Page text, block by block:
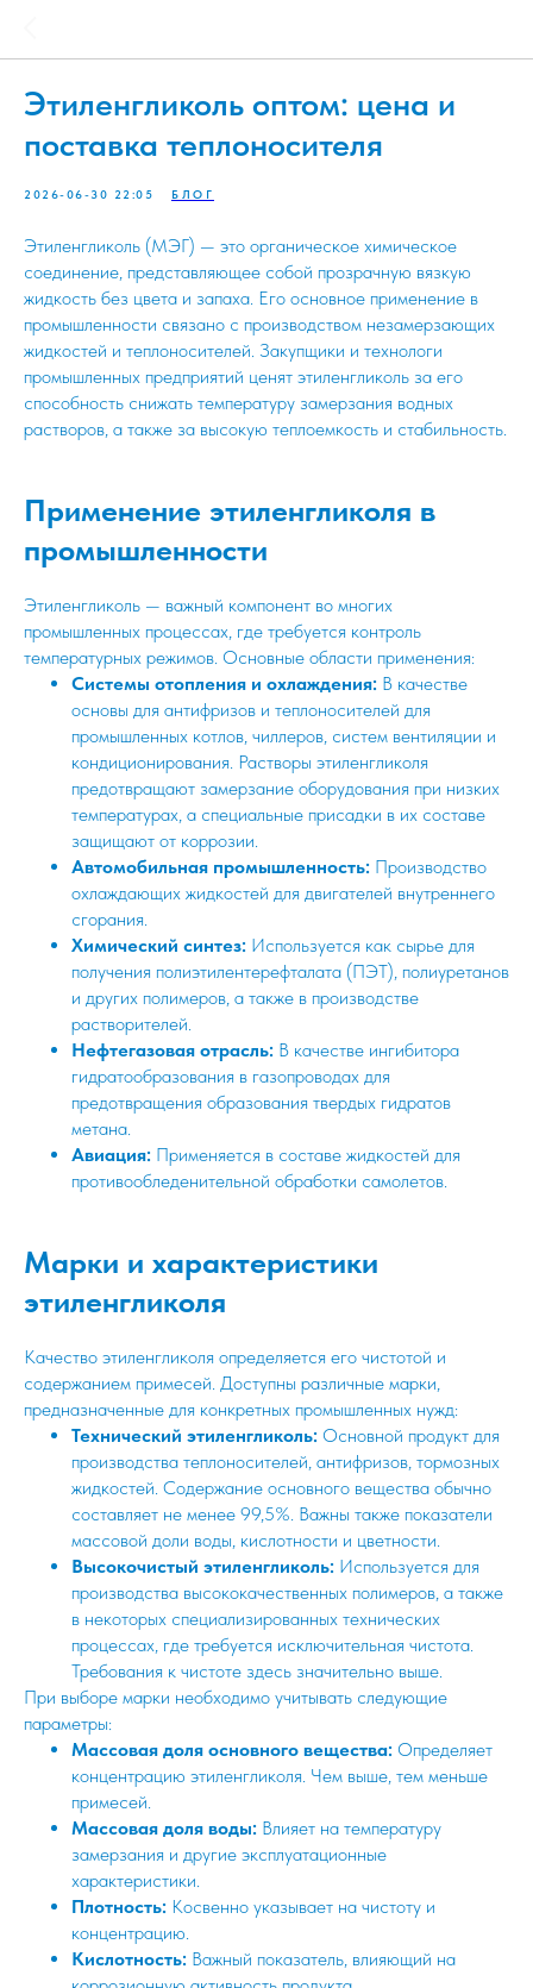
Этиленгликоль оптом: цена и
поставка теплоносителя
2026-06-30 22:05 БЛОГ
Этиленгликоль (МЭГ) — это органическое химическое
соединение, представляющее собой прозрачную вязкую
жидкость без цвета и запаха. Его основное применение в
промышленности связано с производством незамерзающих
жидкостей и теплоносителей. Закупщики и технологи
промышленных предприятий ценят этиленгликоль за его
способность снижать температуру замерзания водных
растворов, а также за высокую теплоемкость и стабильность.
Применение этиленгликоля в
промышленности
Этиленгликоль — важный компонент во многих
промышленных процессах, где требуется контроль
температурных режимов. Основные области применения:
Системы отопления и охлаждения: В качестве
основы для антифризов и теплоносителей для
промышленных котлов, чиллеров, систем вентиляции и
кондиционирования. Растворы этиленгликоля
предотвращают замерзание оборудования при низких
температурах, а специальные присадки в их составе
защищают от коррозии.
Автомобильная промышленность: Производство
охлаждающих жидкостей для двигателей внутреннего
сгорания.
Химический синтез: Используется как сырье для
получения полиэтилентерефталата (ПЭТ), полиуретанов
и других полимеров, а также в производстве
растворителей.
Нефтегазовая отрасль: В качестве ингибитора
гидратообразования в газопроводах для
предотвращения образования твердых гидратов
метана.
Авиация: Применяется в составе жидкостей для
противообледенительной обработки самолетов.
Марки и характеристики
этиленгликоля
Качество этиленгликоля определяется его чистотой и
содержанием примесей. Доступны различные марки,
предназначенные для конкретных промышленных нужд:
Технический этиленгликоль: Основной продукт для
производства теплоносителей, антифризов, тормозных
жидкостей. Содержание основного вещества обычно
составляет не менее 99,5%. Важны также показатели
массовой доли воды, кислотности и цветности.
Высокочистый этиленгликоль: Используется для
производства высококачественных полимеров, а также
в некоторых специализированных технических
процессах, где требуется исключительная чистота.
Требования к чистоте здесь значительно выше.
При выборе марки необходимо учитывать следующие
параметры:
Массовая доля основного вещества: Определяет
концентрацию этиленгликоля. Чем выше, тем меньше
примесей.
Массовая доля воды: Влияет на температуру
замерзания и другие эксплуатационные
характеристики.
Плотность: Косвенно указывает на чистоту и
концентрацию.
Кислотность: Важный показатель, влияющий на